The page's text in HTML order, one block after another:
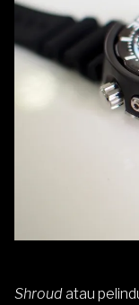
Shroudatau